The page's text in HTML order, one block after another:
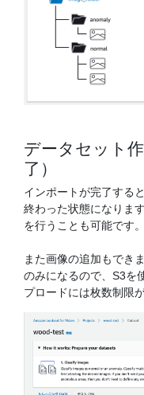
データセット
了）
インポートが完了する
終わった状態になりま
を行うことも可能です。
また画像の追加もでき
のみになるので、S3を
プロードには枚数制限